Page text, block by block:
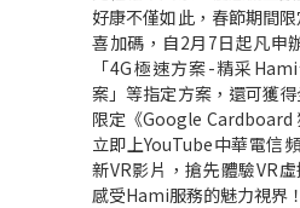
好康不僅如此，春節期間
喜加碼，自2月7日起凡申
「4G極速方案-精采
案」等指定方案，還可獲
限定《Google Cardboard
立即上YouTube中華電信
新VR影片，搶先體驗VR
感受Hami服務的魅力視界！